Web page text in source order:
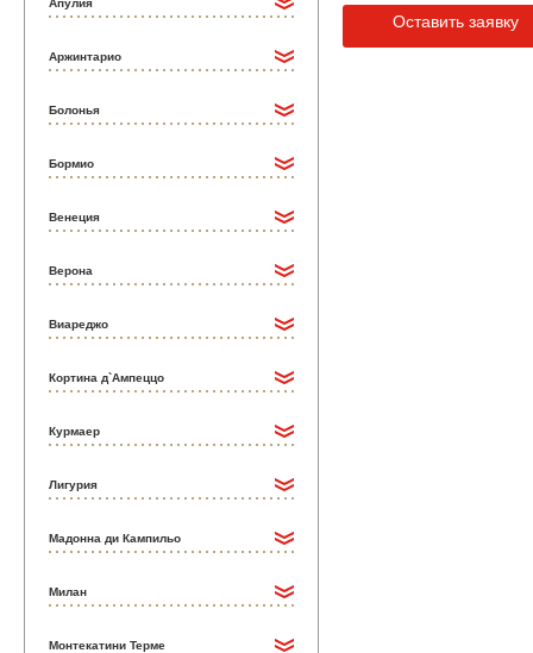
Апулия
Аржинтарио
Болонья
Бормио
Венеция
Верона
Виареджо
Кортина д`Ампеццо
Курмаер
Лигурия
Мадонна ди Кампильо
Милан
Монтекатини Терме
Оставить заявку